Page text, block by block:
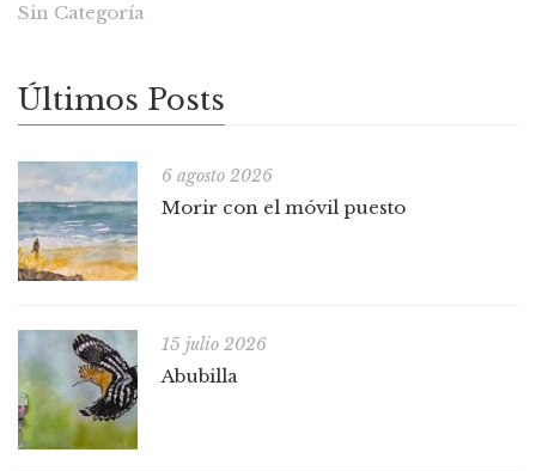
Sin Categoría
Últimos Posts
6 agosto 2026
Morir con el móvil puesto
15 julio 2026
Abubilla